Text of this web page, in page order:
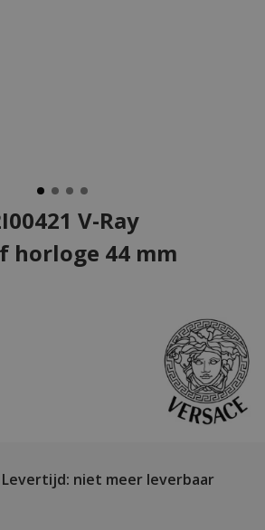
V-Ray
horloge 44 mm
Levertijd: niet meer leverbaar